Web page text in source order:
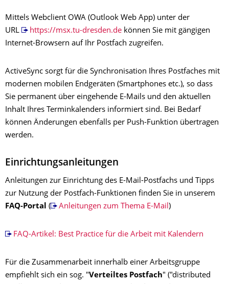
Mittels Webclient OWA (Outlook Web App) unter der
URL
https://msx.tu-dresden.dekönnen Sie mit gängigen
Internet-Browsern auf Ihr Postfach zugreifen.
ActiveSync sorgt für die Synchronisation Ihres Postfaches mit
modernen mobilen Endgeräten (Smartphones etc.), so dass
Sie permanent über eingehende E-Mails und den aktuellen
Inhalt Ihres Terminkalenders informiert sind. Bei Bedarf
können Änderungen ebenfalls per Push-Funktion übertragen
werden.
Einrichtungsanleitungen
Anleitungen zur Einrichtung des E-Mail-Postfachs und Tipps
zur Nutzung der Postfach-Funktionen finden Sie in unserem
FAQ-Portal ( Anleitungen zum Thema E-Mail)
FAQ-Artikel: Best Practice für die Arbeit mit Kalendern
Für die Zusammenarbeit innerhalb einer Arbeitsgruppe
empfiehlt sich ein sog. "Verteiltes Postfach" ("distributed